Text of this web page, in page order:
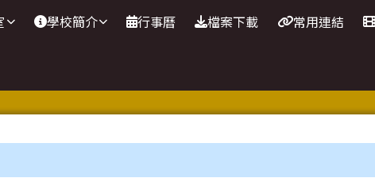
網站
學校簡介 行事曆 檔案下載 常用連結